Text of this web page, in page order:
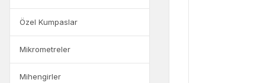
Özel Kumpaslar
Mikrometreler
Mihengirler